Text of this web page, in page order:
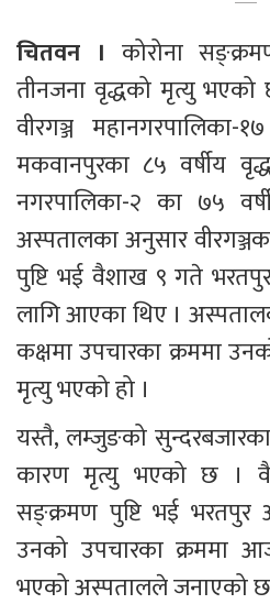
चितवन । कोरोना
तीनजना वृद्धको मृत्यु भएको
वीरगञ्ज
मकवानपुरका ८५ वर्षीय
नगरपालिका-२ का ७५
अस्पतालका अनुसार
पुष्टि भई वैशाख ९ गते
लागि आएका थिए ।
कक्षमा उपचारका क्रममा
मृत्यु भएको हो ।
यस्तै, लम्जुङको
कारण मृत्यु भएको छ ।
सङ्क्रमण पुष्टि भई भरतपुर
उनको उपचारका क्रममा
भएको अस्पतालले जनाएको